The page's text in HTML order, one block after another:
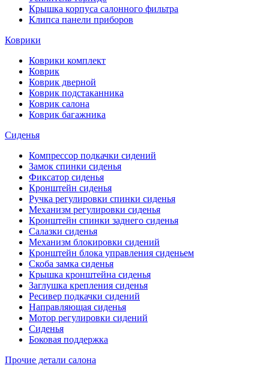
Крышка корпуса салонного фильтра
Клипса панели приборов
Коврики
Коврики комплект
Коврик
Коврик дверной
Коврик подстаканника
Коврик салона
Коврик багажника
Сиденья
Компрессор подкачки сидений
Замок спинки сиденья
Фиксатор сиденья
Кронштейн сиденья
Ручка регулировки спинки сиденья
Механизм регулировки сиденья
Кронштейн спинки заднего сиденья
Салазки сиденья
Механизм блокировки сидений
Кронштейн блока управления сиденьем
Скоба замка сиденья
Крышка кронштейна сиденья
Заглушка крепления сиденья
Ресивер подкачки сидений
Направляющая сиденья
Мотор регулировки сидений
Сиденья
Боковая поддержка
Прочие детали салона